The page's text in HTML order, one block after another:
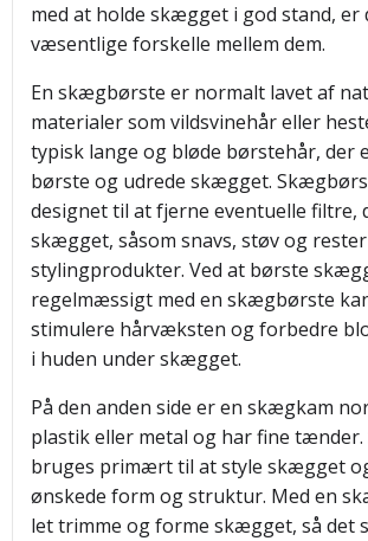
med at holde skægget i god stand, er
væsentlige forskelle mellem dem.
En skægbørste er normalt lavet af
materialer som vildsvinehår eller
typisk lange og bløde børstehår, der
børste og udrede skægget.
designet til at fjerne eventuelle filtre,
skægget, såsom snavs, støv og
stylingprodukter. Ved at børste
regelmæssigt med en skægbørste
stimulere hårvæksten og forbedre
i huden under skægget.
På den anden side er en skægkam
plastik eller metal og har fine
bruges primært til at style skægget
ønskede form og struktur. Med en
let trimme og forme skægget, så det